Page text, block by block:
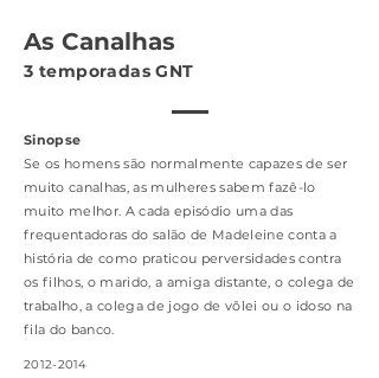
As Canalhas
3 temporadas GNT
Sinopse
Se os homens são normalmente capazes de ser
muito canalhas, as mulheres sabem fazê-lo
muito melhor. A cada episódio uma das
frequentadoras do salão de Madeleine conta a
história de como praticou perversidades contra
os filhos, o marido, a amiga distante, o colega de
trabalho, a colega de jogo de vôlei ou o idoso na
fila do banco.
2012-2014